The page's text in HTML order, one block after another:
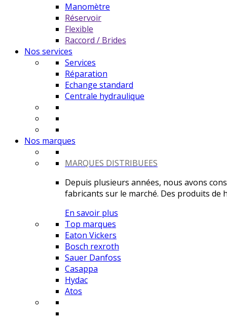
Manomètre
Réservoir
Flexible
Raccord / Brides
Nos services
Services
Réparation
Echange standard
Centrale hydraulique
Nos marques
MARQUES DISTRIBUEES
Depuis plusieurs années, nous avons
fabricants sur le marché. Des produits de
En savoir plus
Top marques
Eaton Vickers
Bosch rexroth
Sauer Danfoss
Casappa
Hydac
Atos